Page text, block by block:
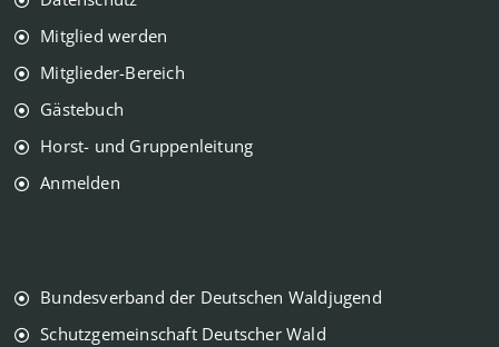
Mitglied werden
Mitglieder-Bereich
Gästebuch
Horst- und Gruppenleitung
Anmelden
Bundesverband der Deutschen Waldjugend
Schutzgemeinschaft Deutscher Wald